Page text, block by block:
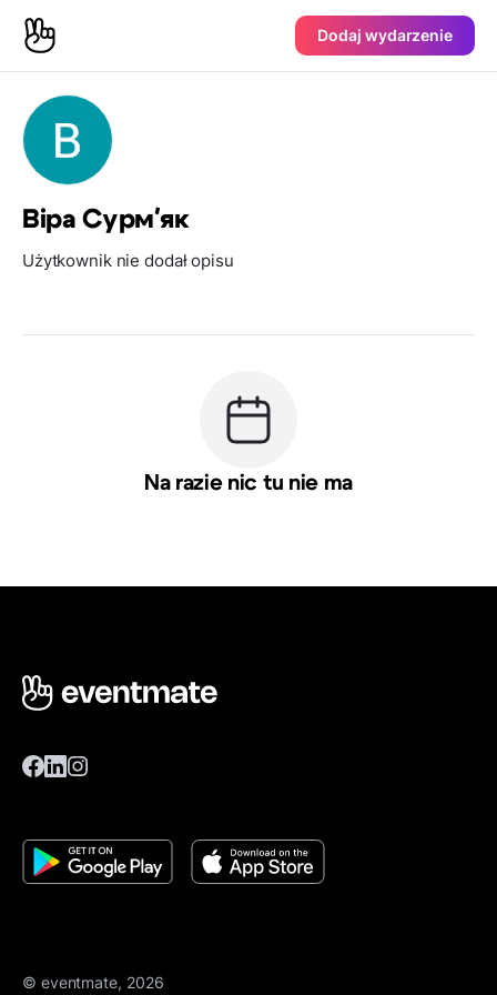
Dodaj wydarzenie
Віра Сурм'як
Użytkownik nie dodał opisu
Na razie nic tu nie ma
© eventmate, 2026